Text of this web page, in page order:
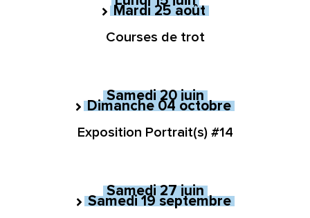
Du
au Mardi 25 août
Courses de trot
Du
Samedi 20 juin
au Dimanche 04 octobre
Exposition Portrait(s) #14
Du
Samedi 27 juin
au Samedi 19 septembre